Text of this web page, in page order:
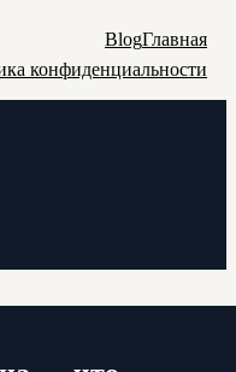
BlogГлавная
конфиденциальности